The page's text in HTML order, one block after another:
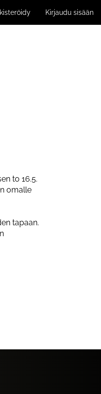
Kirjaudu sisään
to 16.5.
omalle
tapaan.